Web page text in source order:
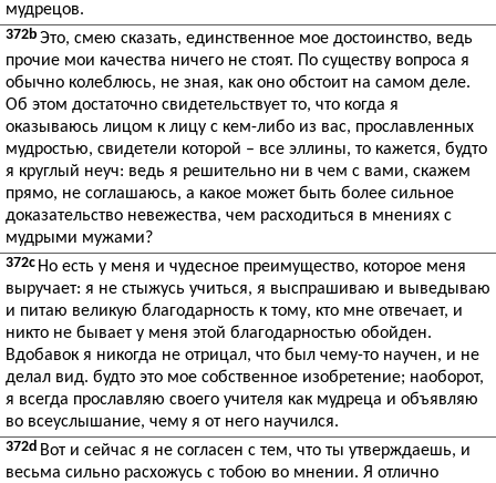
мудрецов.
372b Это, смею сказать, единственное мое достоинство, ведь
прочие мои качества ничего не стоят. По существу вопроса я
обычно колеблюсь, не зная, как оно обстоит на самом деле.
Об этом достаточно свидетельствует то, что когда я
оказываюсь лицом к лицу с кем-либо из вас, прославленных
мудростью, свидетели которой – все эллины, то кажется, будто
я круглый неуч: ведь я решительно ни в чем с вами, скажем
прямо, не соглашаюсь, а какое может быть более сильное
доказательство невежества, чем расходиться в мнениях с
мудрыми мужами?
372c Но есть у меня и чудесное преимущество, которое меня
выручает: я не стыжусь учиться, я выспрашиваю и выведываю
и питаю великую благодарность к тому, кто мне отвечает, и
никто не бывает у меня этой благодарностью обойден.
Вдобавок я никогда не отрицал, что был чему-то научен, и не
делал вид. будто это мое собственное изобретение; наоборот,
я всегда прославляю своего учителя как мудреца и объявляю
во всеуслышание, чему я от него научился.
372d Вот и сейчас я не согласен с тем, что ты утверждаешь, и
весьма сильно расхожусь с тобою во мнении. Я отлично